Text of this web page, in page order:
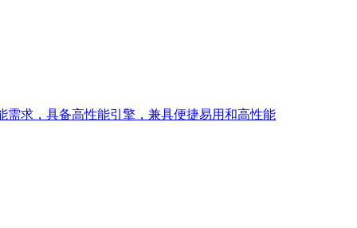
求，具备高性能引擎，兼具便捷易用和高性能